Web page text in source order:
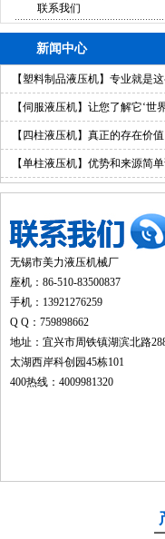
联系我们
新闻中心
【塑料制品液压机】专业就是
简单【伺服液压机】让您了解它‘世
【四柱液压机】真正的存在价值
你值得拥有
【单柱液压机】优势和来源简
明
无锡市美力液压机械厂
座机：86-510-83500837
手机：13921276259
Q Q：759898662
地址：宜兴市周铁镇湖滨北路
太湖西岸科创园45栋101
400热线：4009981320